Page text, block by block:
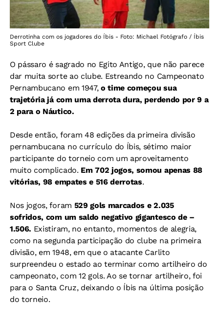
Derrotinha com os jogadores do Íbis - Foto: Michael Fotógrafo / Íbis
Sport Clube
O pássaro é sagrado no Egito Antigo, que não parece
dar muita sorte ao clube. Estreando no Campeonato
Pernambucano em 1947,o time começou sua
trajetória já com uma derrota dura, perdendo por 9 a
2 para o Náutico.
Desde então, foram 48 edições da primeira divisão
pernambucana no currículo do Íbis, sétimo maior
participante do torneio com um aproveitamento
muito complicado. Em 702 jogos, somou apenas 88
vitórias, 98 empates e 516 derrotas.
Nos jogos, foram 529 gols marcados e 2.035
sofridos, com um saldo negativo gigantesco de –
1.506. Existiram, no entanto, momentos de alegria,
como na segunda participação do clube na primeira
divisão, em 1948, em que o atacante Carlito
surpreendeu o estado ao terminar como artilheiro do
campeonato, com 12 gols. Ao se tornar artilheiro, foi
para o Santa Cruz, deixando o Íbis na última posição
do torneio.